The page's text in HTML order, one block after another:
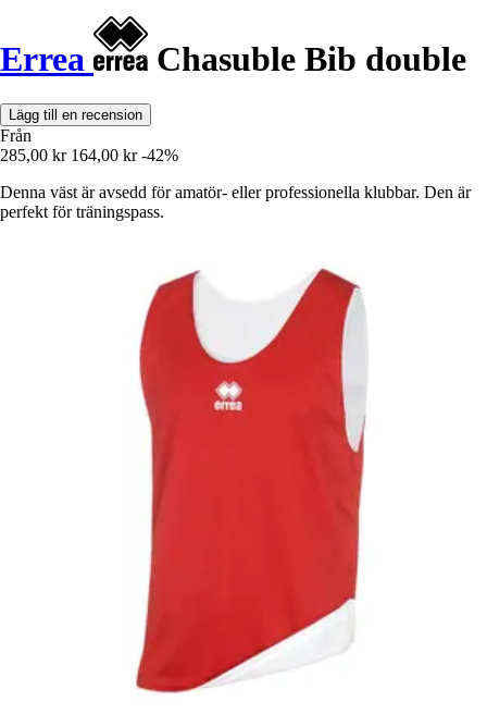
Errea Chasuble Bib double
Lägg till en recension
Från
285,00 kr 164,00 kr -42%
Denna väst är avsedd för amatör- eller professionella klubbar. Den är
perfekt för träningspass.